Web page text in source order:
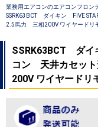
業務用エアコンのエアコンフロン
SSRK63BCT ダイキン FIVE
2.5馬力 三相200V ワイヤードリ
SSRK63BCT ダ
コン 天井カセッ
200V ワイヤード